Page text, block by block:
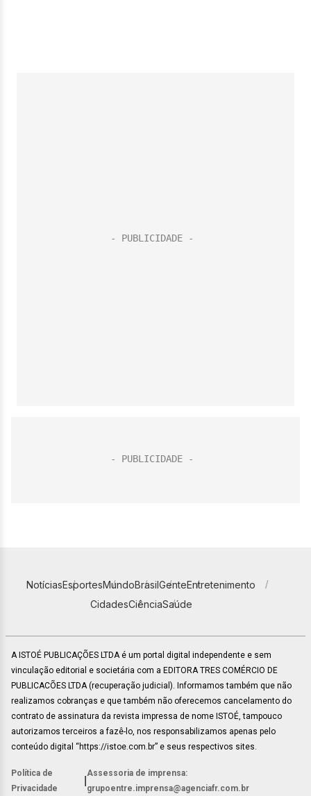
NotíciasEsportesMundoBrasilGenteEntretenimento
CidadesCiênciaSaúde
A ISTOÉ PUBLICAÇÕES LTDA é um portal digital independente e sem
vinculação editorial e societária com a EDITORA TRES COMÉRCIO DE
PUBLICACÕES LTDA (recuperação judicial). Informamos também que não
realizamos cobranças e que também não oferecemos cancelamento do
contrato de assinatura da revista impressa de nome ISTOÉ, tampouco
autorizamos terceiros a fazê-lo, nos responsabilizamos apenas pelo
conteúdo digital “https://istoe.com.br” e seus respectivos sites.
Política de
Privacidade
Assessoria de imprensa:
grupoentre.imprensa@agenciafr.com.br